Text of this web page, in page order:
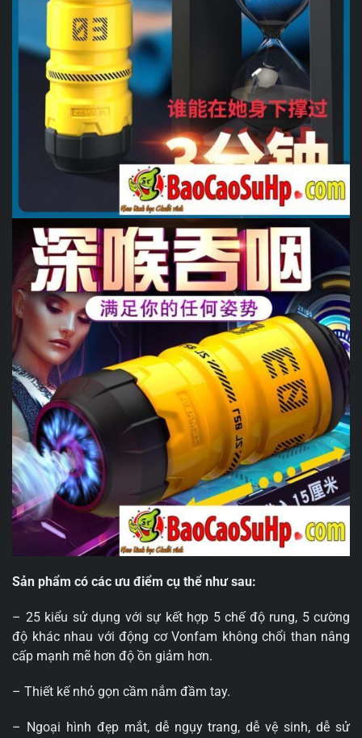
Sản phẩm có các ưu điểm cụ thể như sau:
– 25 kiểu sử dụng với sự kết hợp 5 chế độ rung, 5 cường
độ khác nhau với động cơ Vonfam không chổi than nâng
cấp mạnh mẽ hơn độ ồn giảm hơn.
– Thiết kế nhỏ gọn cầm nắm đầm tay.
– Ngoại hình đẹp mắt, dễ ngụy trang, dễ vệ sinh, dễ sử